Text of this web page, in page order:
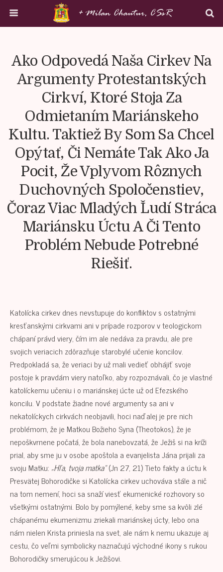
Ako Odpovedá Naša Cirkev Na
Argumenty Protestantských
Cirkví, Ktoré Stoja Za
Odmietaním Mariánskeho
Kultu. Taktiež By Som Sa Chcel
Opýtať, Či Nemáte Tak Ako Ja
Pocit, Že Vplyvom Rôznych
Duchovných Spoločenstiev,
Čoraz Viac Mladých Ľudí Stráca
Mariánsku Úctu A Či Tento
Problém Nebude Potrebné
Riešiť.
Katolícka cirkev dnes nevstupuje do konfliktov s ostatnými
kresťanskými cirkvami ani v prípade rozporov v teologickom
chápaní právd viery, čím im ale nedáva za pravdu, ale pre
svojich veriacich zdôrazňuje starobylé učenie koncilov.
Predpokladá sa, že veriaci by už mali vedieť obhájiť svoje
postoje k pravdám viery natoľko, aby rozpoznávali, čo je vlastné
katolíckemu učeniu i o mariánskej úcte už od Efezského
koncilu. V podstate žiadne nové argumenty sa ani v
nekatolíckych cirkvách neobjavili, hoci naďalej je pre nich
problémom, že je Matkou Božieho Syna (Theotokos), že je
nepoškvrnene počatá, že bola nanebovzatá, že Ježiš si na kríži
prial, aby sme ju v osobe apoštola a evanjelista Jána prijali za
svoju Matku:„Hľa, tvoja matka“(Jn 27, 21) Tieto fakty a úctu k
Presvätej Bohorodičke si Katolícka cirkev uchováva stále a nič
na tom nemení, hoci sa snaží viesť ekumenické rozhovory so
všetkými ostatnými. Bolo by pomýlené, keby sme sa kvôli zlé
chápanému ekumenizmu zriekali mariánskej úcty, lebo ona
nám nielen Krista priniesla na svet, ale nám k nemu ukazuje aj
cestu, čo veľmi symbolicky naznačujú východné ikony s rukou
Bohorodičky smerujúcou k Ježišovi.